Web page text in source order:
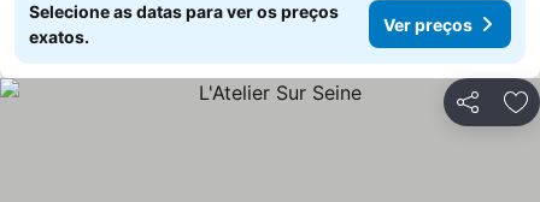
Selecione as datas para ver os preços
exatos.
Ver preços
Partilhar